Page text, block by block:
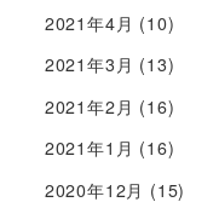
2021年4月 (10)
2021年3月 (13)
2021年2月 (16)
2021年1月 (16)
2020年12月 (15)